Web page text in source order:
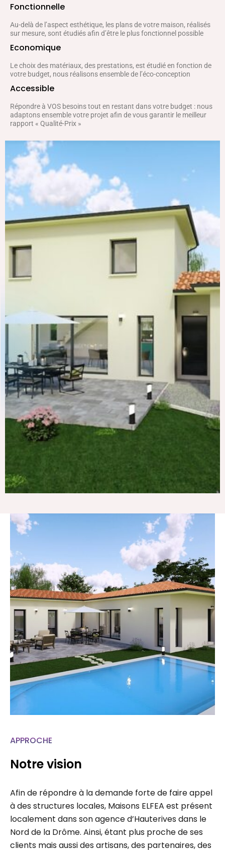
Fonctionnelle
Au-delà de l’aspect esthétique, les plans de votre maison, réalisés
sur mesure, sont étudiés afin d’être le plus fonctionnel possible
Economique
Le choix des matériaux, des prestations, est étudié en fonction de
votre budget, nous réalisons ensemble de l’éco-conception
Accessible
Répondre à VOS besoins tout en restant dans votre budget : nous
adaptons ensemble votre projet afin de vous garantir le meilleur
rapport « Qualité-Prix »
APPROCHE
Notre vision
à des structures locales, Maisons ELFEA est présent
localement dans son agence d’Hauterives dans le
Nord de la Drôme. Ainsi, étant plus proche de ses
clients mais aussi des artisans, des partenaires, des